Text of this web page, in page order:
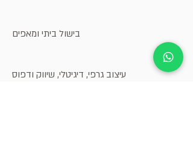
בישול ביתי ומאפים
עיצוב גרפי, דיגיטלי, שיווק ודפוס